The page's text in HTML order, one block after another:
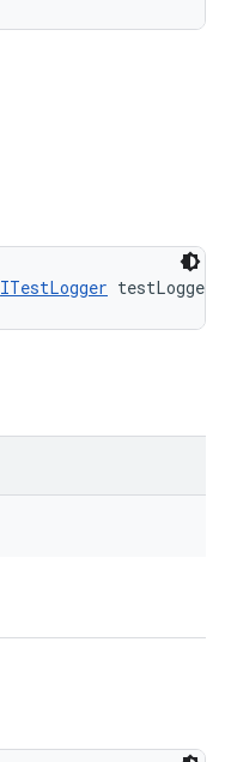
ITestLogger testLogger)